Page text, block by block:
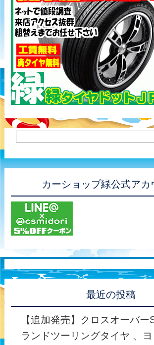
カーショップ緑公式アカ
最近の投稿
【追加発売】クロスオーバー
ランドツーリングタイヤ 、